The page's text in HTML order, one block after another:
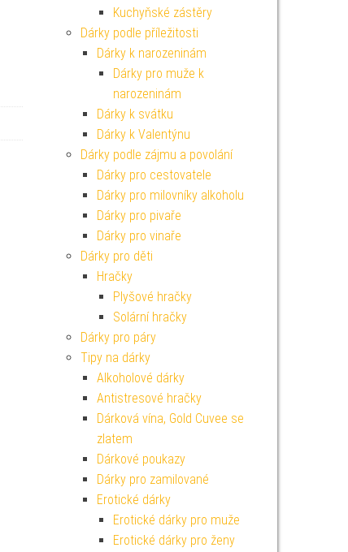
Kuchyňské zástěry
Dárky podle příležitosti
Dárky k narozeninám
Dárky pro muže k
narozeninám
Dárky k svátku
Dárky k Valentýnu
Dárky podle zájmu a povolání
Dárky pro cestovatele
Dárky pro milovníky alkoholu
Dárky pro pivaře
Dárky pro vinaře
Dárky pro děti
Hračky
Plyšové hračky
Solární hračky
Dárky pro páry
Tipy na dárky
Alkoholové dárky
Antistresové hračky
Dárková vína, Gold Cuvee se
zlatem
Dárkové poukazy
Dárky pro zamilované
Erotické dárky
Erotické dárky pro muže
Erotické dárky pro ženy